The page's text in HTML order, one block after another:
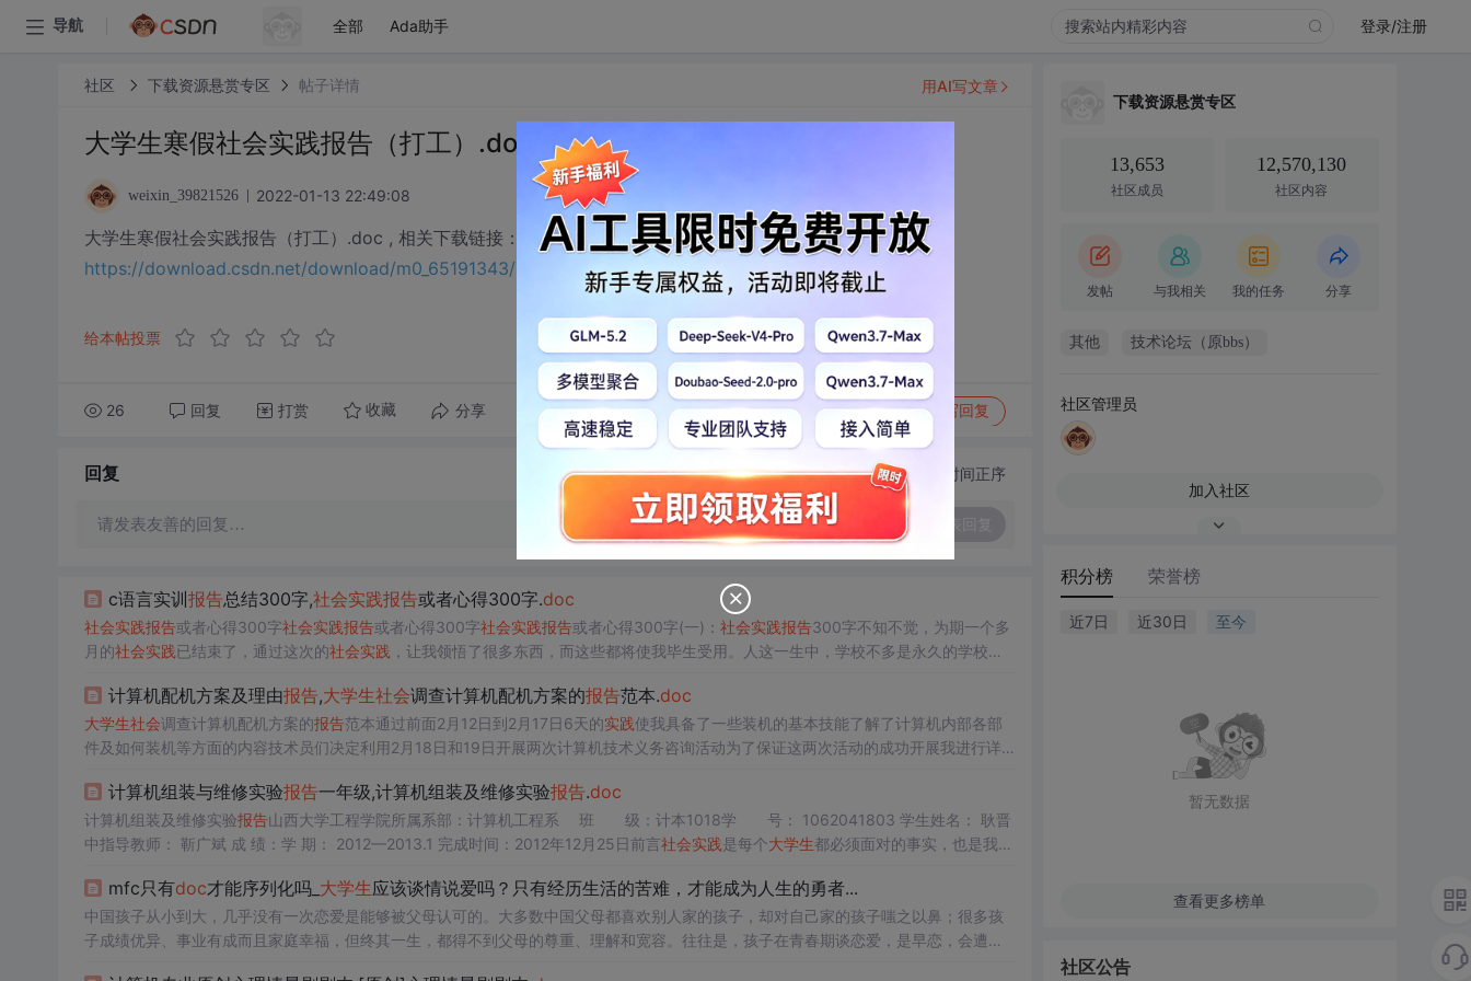
导航 全部 Ada助手 登录/注册
社区 下载资源悬赏专区 帖子详情
大学生寒假社会实践报告（打工）.doc下载
weixin_39821526 2022-01-13 22:49:08
大学生寒假社会实践报告（打工）.doc , 相关下载链接：
https://download.csdn.net/download/m0_65191343/75506722?utm_source=bbsseo
给本帖投票
26 回复 打赏 收藏 分享 转发到动态 举报 写回复
用AI写文章
回复 切换为时间正序
请发表友善的回复…
c语言实训 报告总结300字,社会实践报告或者心得300字.doc
社会实践报告或者心得300字社会实践报告或者心得300字社会实践报告或者心得300字(一)： 社会实践报告300字不知不觉，为期一个多
月的社会实践已结束了，通过这次的社会实践 ，让我领悟了很多东西，而这些都将使我毕生受用。人这一生中，学校不多是永久的学校。
身社会的良好情势;是促使大...
计算机配机方案及理由报告,大学生社会调查计算机配机方案的报告范本.doc
大学生社会调查计算机配机方案的报告范本通过前面2月12日到2月17日6天的实践使我具备了一些装机的基本技能了解了计算机内部各部
件及如何装机等方面的内容技术员们决定利用2月18日和19日开展两次计算机技术义务咨询活动为了保证这两次活动的成功开展我进行详
查表、计算机使用过程中的常见故...
计算机组装与维修实验报告一年级,计算机组装及维修实验报告.doc
计算机组装及维修实验报告山西大学工程学院所属系部：计算机工程系 班 级：计本1018学 号： 1062041803 学生姓名： 耿晋
中指导教师： 靳广斌 成 绩：学 期： 2012—2013.1 完成时间：2012年12月25日前言社会实践是每个大学生都必须面对的事实，也是我们
mfc只有doc才能序列化吗_ 大学生应该谈情说爱吗？只有经历生活的苦难，才能成为人生的勇者...
中国孩子从小到大，几乎没有一次恋爱是能够被父母认可的。大多数中国父母都喜欢别人家的孩子，却对自己家的孩子嗤之以鼻；很多孩
子成绩优异、事业有成而且家庭幸福，但终其一生，都得不到父母的尊重、理解和宽容。往往是，孩子在青春期谈恋爱，是早恋，会遭到
下载资源悬赏专区
13,653
社区成员
12,570,130
社区内容
发帖 与我相关 我的任务 分享
其他 技术论坛（原bbs）
社区管理员
加入社区
积分榜 荣誉榜
近7日 近30日 至今
暂无数据
查看更多榜单
社区公告